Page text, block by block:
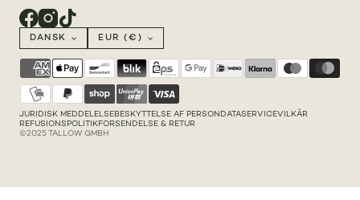
DANSK EUR (€)
JURIDISK MEDDELELSEBESKYTTELSE AF PERSONDATASERVICEVILKÅR
REFUSIONSPOLITIKFORSENDELSE & RETUR
©2025 TALLOW GMBH